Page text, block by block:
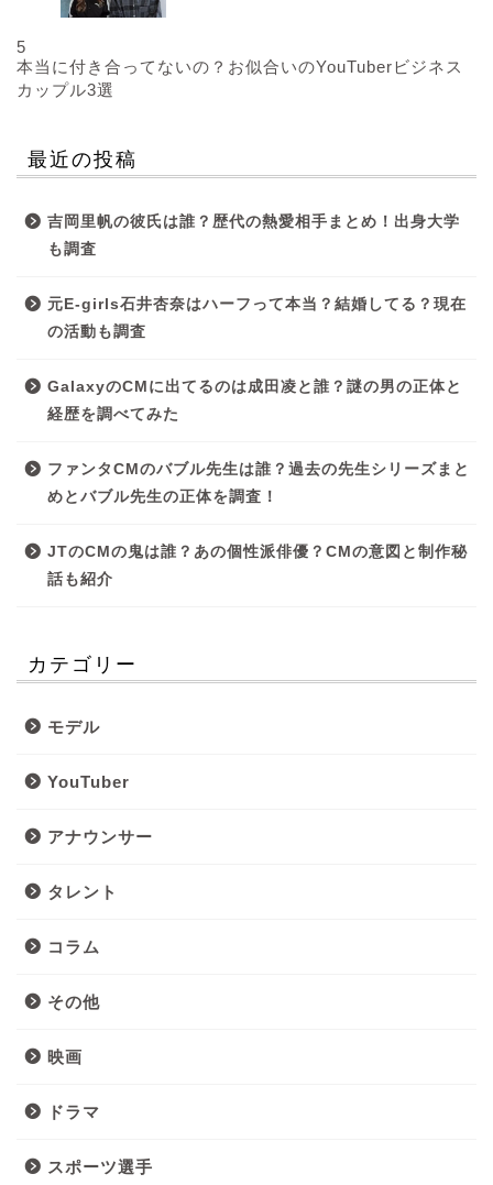
5
本当に付き合ってないの？お似合いのYouTuberビジネス
カップル3選
最近の投稿
吉岡里帆の彼氏は誰？歴代の熱愛相手まとめ！出身大学
も調査
元E-girls石井杏奈はハーフって本当？結婚してる？現在
の活動も調査
GalaxyのCMに出てるのは成田凌と誰？謎の男の正体と
経歴を調べてみた
ファンタCMのバブル先生は誰？過去の先生シリーズまと
めとバブル先生の正体を調査！
JTのCMの鬼は誰？あの個性派俳優？CMの意図と制作秘
話も紹介
カテゴリー
モデル
YouTuber
アナウンサー
タレント
コラム
その他
映画
ドラマ
スポーツ選手